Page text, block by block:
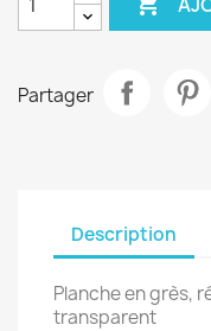
Partager
Description
Planche en grès,
transparent